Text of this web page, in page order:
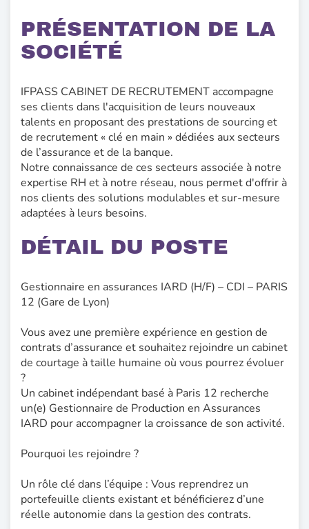
PRÉSENTATION DE LA
SOCIÉTÉ
IFPASS CABINET DE RECRUTEMENT accompagne
ses clients dans l'acquisition de leurs nouveaux
talents en proposant des prestations de sourcing et
de recrutement « clé en main » dédiées aux secteurs
de l’assurance et de la banque.
Notre connaissance de ces secteurs associée à notre
expertise RH et à notre réseau, nous permet d'offrir à
nos clients des solutions modulables et sur-mesure
adaptées à leurs besoins.
DÉTAIL DU POSTE
Gestionnaire en assurances IARD (H/F) – CDI – PARIS
12 (Gare de Lyon)
Vous avez une première expérience en gestion de
contrats d’assurance et souhaitez rejoindre un cabinet
de courtage à taille humaine où vous pourrez évoluer
?
Un cabinet indépendant basé à Paris 12 recherche
un(e) Gestionnaire de Production en Assurances
IARD pour accompagner la croissance de son activité.
Pourquoi les rejoindre ?
Un rôle clé dans l’équipe : Vous reprendrez un
portefeuille clients existant et bénéficierez d’une
réelle autonomie dans la gestion des contrats.